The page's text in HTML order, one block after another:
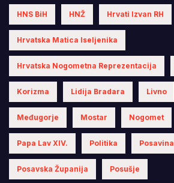
HNS BiH HNŽ Hrvati Izvan RH
Hrvatska Matica Iseljenika
Hrvatska Nogometna Reprezentacija
Korizma Lidija Bradara Livno
Međugorje Mostar Nogomet
Papa Lav XIV. Politika Posavina
Posavska Županija Posušje